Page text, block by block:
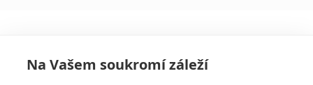
Na Vašem soukromí záleží